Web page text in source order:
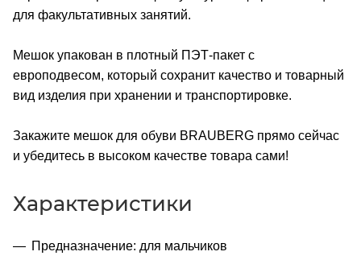
для факультативных занятий.
Мешок упакован в плотный ПЭТ-пакет с
европодвесом, который сохранит качество и товарный
вид изделия при хранении и транспортировке.
Закажите мешок для обуви BRAUBERG прямо сейчас
и убедитесь в высоком качестве товара сами!
Характеристики
Предназначение: для мальчиков